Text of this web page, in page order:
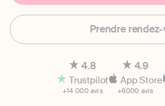
Prendre
4.8
Trustpilot
+14 000 avis
4.9
App Store
+6000 avis